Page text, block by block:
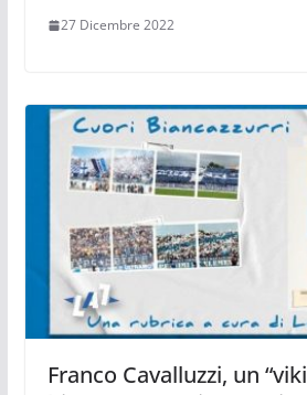
27 Dicembre 2022
Franco Cavalluzzi, un